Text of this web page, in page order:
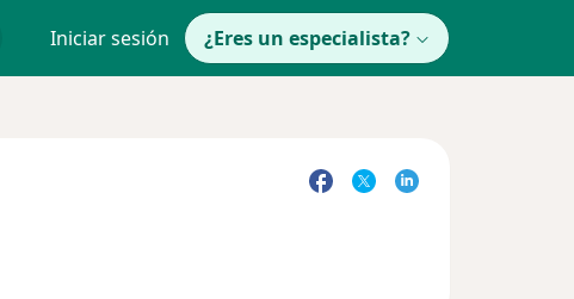
Iniciar sesión ¿Eres un especialista?